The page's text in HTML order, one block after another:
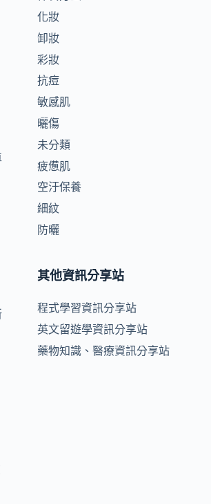
化妝
卸妝
彩妝
抗痘
敏感肌
曬傷
未分類
疲憊肌
空汙保養
細紋
防曬
其他資訊分享站
程式學習資訊分享站
英文留遊學資訊分享站
藥物知識、醫療資訊分享站